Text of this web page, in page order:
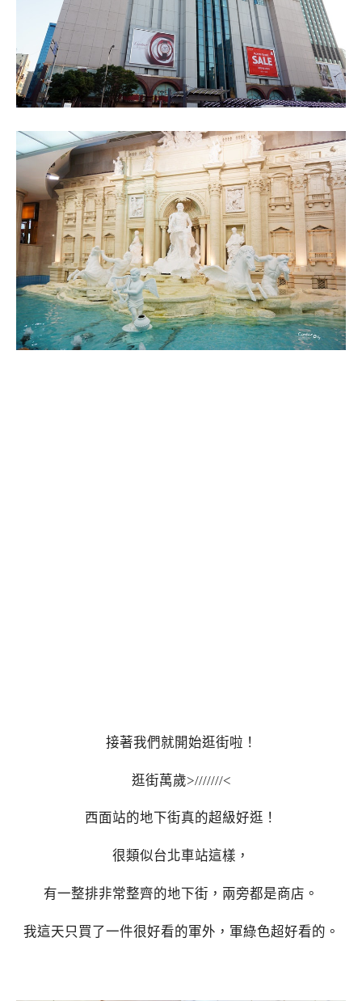
接著我們就開始逛街啦！
逛街萬歲>///////<
西面站的地下街真的超級好逛！
很類似台北車站這樣，
有一整排非常整齊的地下街，兩旁都是商店。
我這天只買了一件很好看的軍外，軍綠色超好看的。